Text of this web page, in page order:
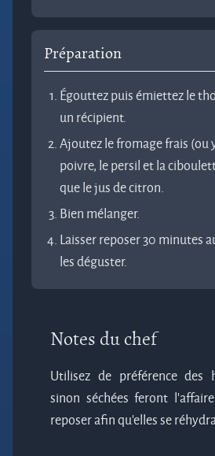
Préparation
Égouttez puis émiettez le
un récipient.
Ajoutez le fromage frais (ou
poivre, le persil et la
que le jus de citron.
Bien mélanger.
Laisser reposer 30 minutes
les déguster.
Notes du chef
Utilisez de préférence des
sinon séchées feront
reposer afin qu'elles se